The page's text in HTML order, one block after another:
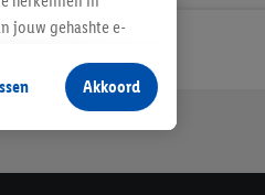
jouw gehashte e-
producten waarin je
te plaatsen
verschillende
Akkoord